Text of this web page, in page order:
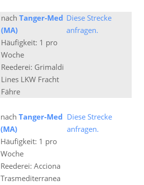
nach Tanger-Med
(MA)
Diese Strecke
anfragen.
Häufigkeit: 1 pro
Woche
Reederei: Grimaldi
Lines LKW Fracht
Fähre
nach Tanger-Med
(MA)
Diese Strecke
anfragen.
Häufigkeit: 1 pro
Woche
Reederei: Acciona
Trasmediterranea